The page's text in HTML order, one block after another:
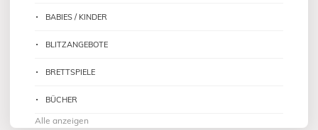
BABIES / KINDER
BLITZANGEBOTE
BRETTSPIELE
BÜCHER
Alle anzeigen